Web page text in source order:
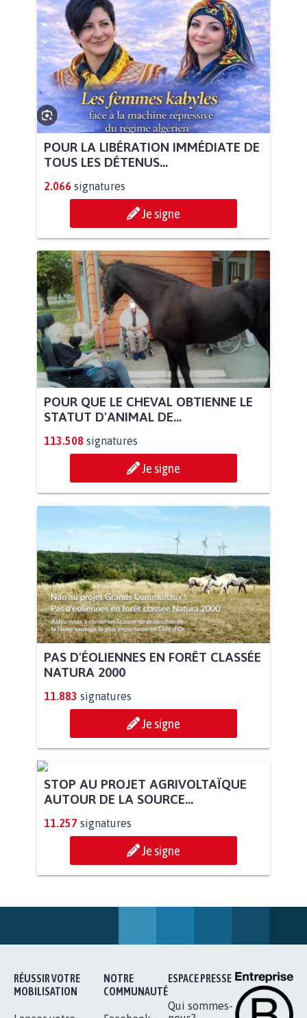
POUR LA LIBÉRATION IMMÉDIATE DE
TOUS LES DÉTENUS...
2.066 signatures
Je signe
POUR QUE LE CHEVAL OBTIENNE LE
STATUT D'ANIMAL DE...
113.508 signatures
Je signe
PAS D'ÉOLIENNES EN FORÊT CLASSÉE
NATURA 2000
11.883 signatures
Je signe
STOP AU PROJET AGRIVOLTAÏQUE
Je signe